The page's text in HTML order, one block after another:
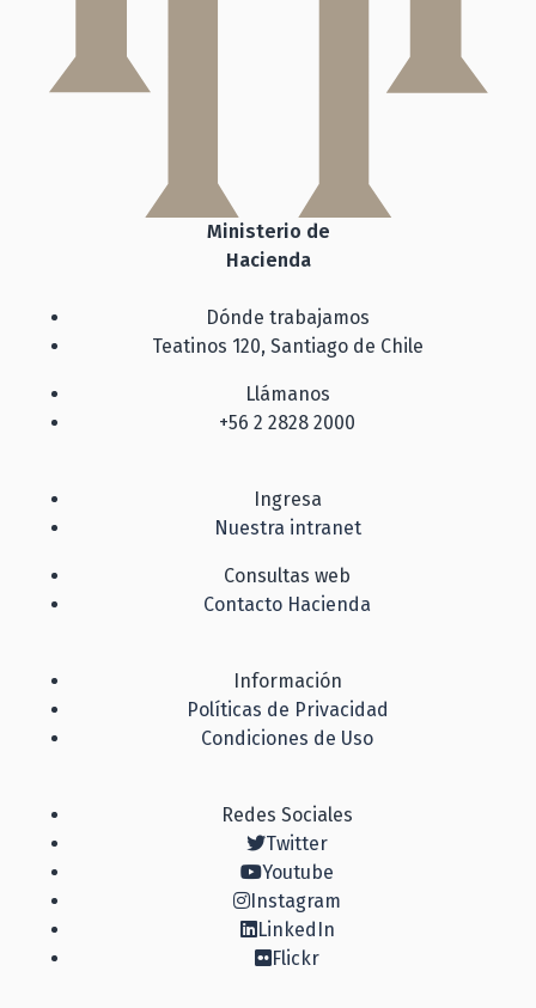
Ministerio de
Hacienda
Dónde trabajamos
Teatinos 120, Santiago de Chile
Llámanos
+56 2 2828 2000
Ingresa
Nuestra intranet
Consultas web
Contacto Hacienda
Información
Políticas de Privacidad
Condiciones de Uso
Redes Sociales
Twitter
Youtube
Instagram
LinkedIn
Flickr